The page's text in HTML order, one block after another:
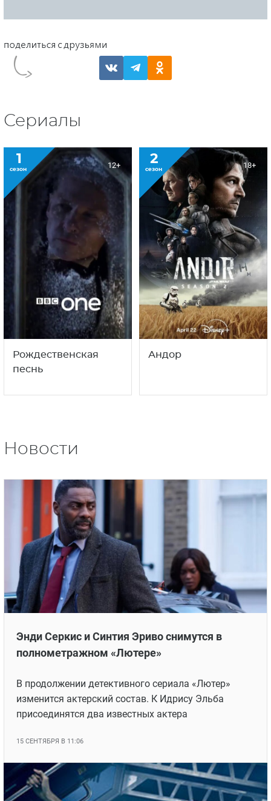
Сериалы
1
сезон 12+
Рождественская
песнь
2
сезон 18+
Андор
Новости
Энди Серкис и Синтия Эриво снимутся в
полнометражном «Лютере»
В продолжении детективного сериала «Лютер»
изменится актерский состав. К Идрису Эльба
присоединятся два известных актера
15 СЕНТЯБРЯ В 11:06